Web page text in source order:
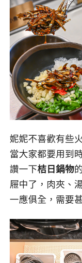
妮妮不喜歡有些
當大家都要用到
讚一下桔日鍋物
屜中了，肉夾、
一應俱全，需要